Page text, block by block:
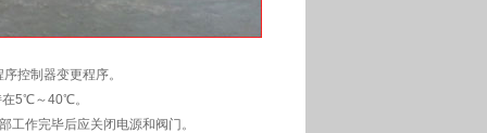
控制器变更程序。
5℃～40℃。
作完毕后应关闭电源和阀门。